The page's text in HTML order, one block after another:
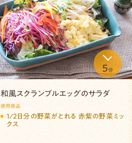
和風スクランブルエッグのサラダ
5分
使用商品
1/2日分の野菜がとれる 赤紫の野菜ミッ
クス